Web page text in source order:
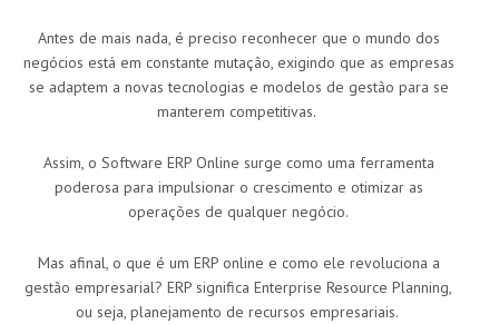
Antes de mais nada, é preciso reconhecer que o mundo dos
negócios está em constante mutação, exigindo que as empresas
se adaptem a novas tecnologias e modelos de gestão para se
manterem competitivas.
Assim, o Software ERP Online surge como uma ferramenta
poderosa para impulsionar o crescimento e otimizar as
operações de qualquer negócio.
Mas afinal, o que é um ERP online e como ele revoluciona a
gestão empresarial? ERP significa Enterprise Resource Planning,
ou seja, planejamento de recursos empresariais.